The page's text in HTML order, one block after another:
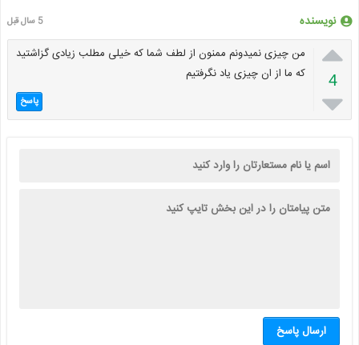
نویسنده 5 سال قبل

4

من چیزی نمیدونم ممنون از لطف شما که خیلی مطلب زیادی گزاشتید
که ما از ان چیزی یاد نگرفتیم
پاسخ
ارسال پاسخ